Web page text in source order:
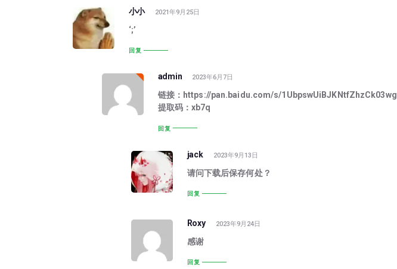
小小 2021年9月25日
‘;’
回复
admin 2023年6月7日
链接：https://pan.baidu.com/s/1UbpswUiBJKNtfZhzCk03wg
提取码：xb7q
回复
jack 2023年9月13日
请问下载后保存何处？
回复
Roxy 2023年9月24日
感谢
回复